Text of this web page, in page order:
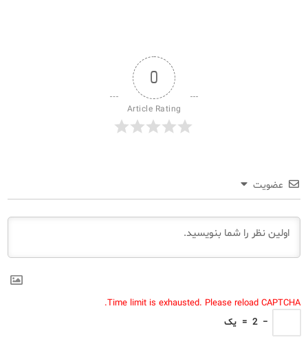
0
Article Rating
عضویت
Time limit is exhausted. Please reload CAPTCHA.
−
2
= یک